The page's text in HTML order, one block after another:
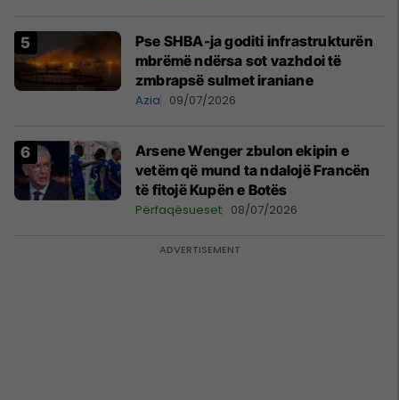
Pse SHBA-ja goditi infrastrukturën
mbrëmë ndërsa sot vazhdoi të
zmbrapsë sulmet iraniane
Azia 09/07/2026
Arsene Wenger zbulon ekipin e
vetëm që mund ta ndalojë Francën
të fitojë Kupën e Botës
Përfaqësueset 08/07/2026